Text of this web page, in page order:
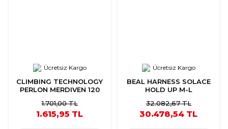
Ücretsiz Kargo
CLIMBING TECHNOLOGY
PERLON MERDIVEN 120
1.701,00 TL
1.615,95 TL
Ücretsiz Kargo
BEAL HARNESS SOLACE
HOLD UP M-L
32.082,67 TL
30.478,54 TL